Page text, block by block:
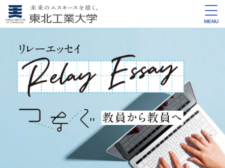
MENU